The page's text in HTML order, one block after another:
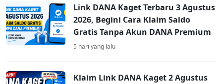
Link DANA Kaget Terbaru 3 Agustus
2026, Begini Cara Klaim Saldo
Gratis Tanpa Akun DANA Premium
5 hari yang lalu
Klaim Link DANA Kaget 2 Agustus